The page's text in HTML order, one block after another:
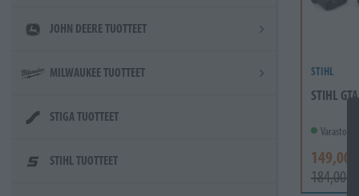
JOHN DEERE TUOTTEET
MILWAUKEE TUOTTEET
STIGA TUOTTEET
STIHL TUOTTEET
STIHL
STIHL
Varastossa
149,00 €
184,00 €